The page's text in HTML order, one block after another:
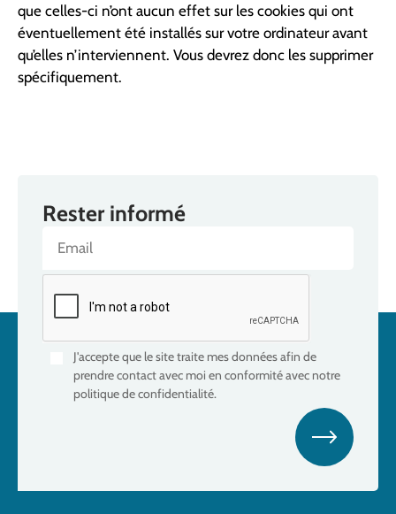
que celles-ci n’ont aucun effet sur les cookies qui ont
éventuellement été installés sur votre ordinateur avant
qu’elles n’interviennent. Vous devrez donc les supprimer
spécifiquement.
Rester informé
J'accepte que le site traite mes données afin de
prendre contact avec moi en conformité avec notre
politique de confidentialité.